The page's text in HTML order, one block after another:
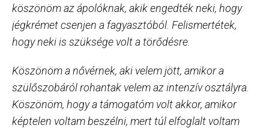
köszönöm az ápolóknak, akik engedték neki, hogy
jégkrémet csenjen a fagyasztóból. Felismertétek,
hogy neki is szüksége volt a törődésre.
Köszönöm a nővérnek, aki velem jött, amikor a
szülőszobáról rohantak velem az intenzív osztályra.
Köszönöm, hogy a támogatóm volt akkor, amikor
képtelen voltam beszélni, mert túl elfoglalt voltam